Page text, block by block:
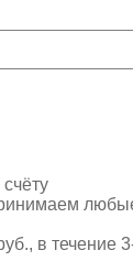
в течение